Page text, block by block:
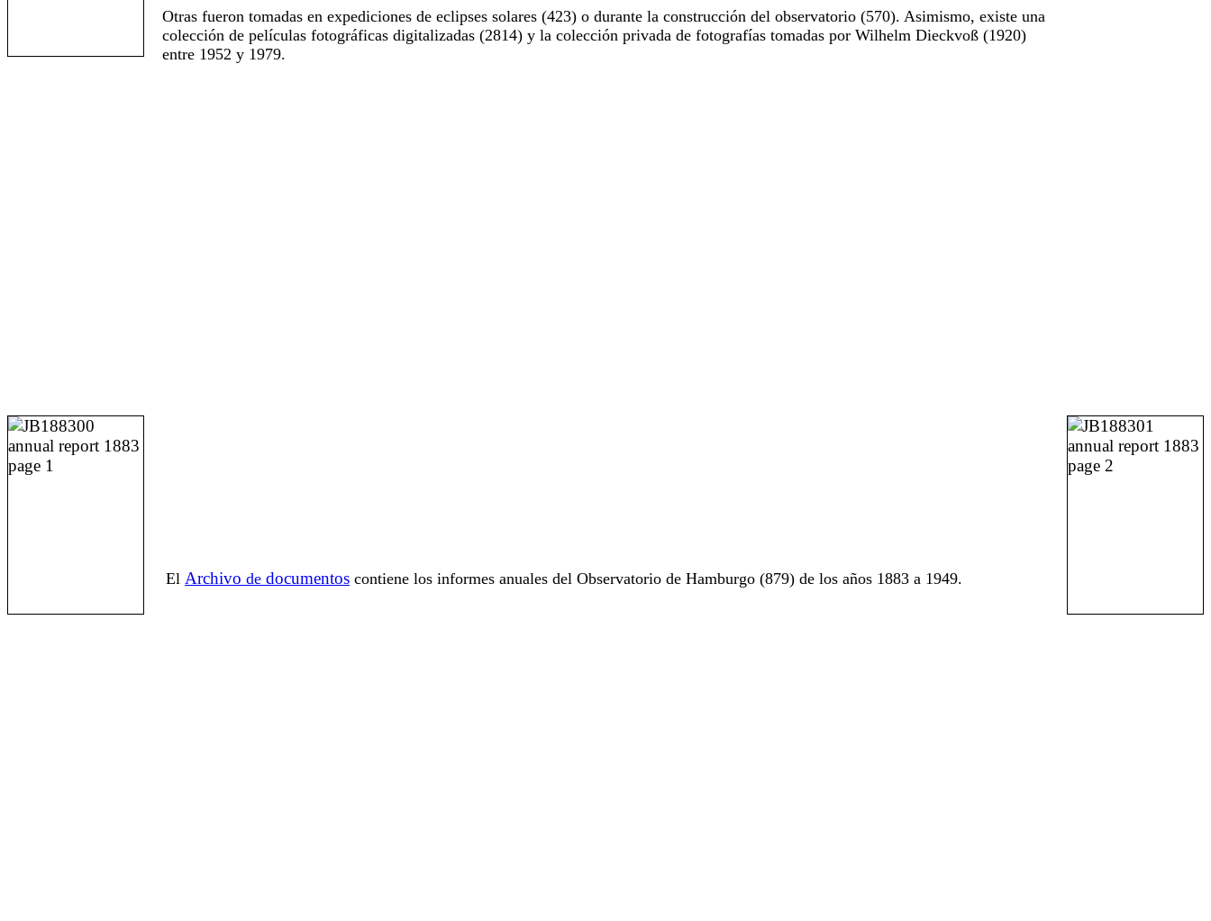
Otras fueron tomadas en expediciones de eclipses solares (423) o durante la construcción del observatorio (570). Asimismo, existe una
colección de películas fotográficas digitalizadas (2814) y la colección privada de fotografías tomadas por Wilhelm Dieckvoß (1920)
entre 1952 y 1979.
El Archivo de documentos contiene los informes anuales del Observatorio de Hamburgo (879) de los años 1883 a 1949.